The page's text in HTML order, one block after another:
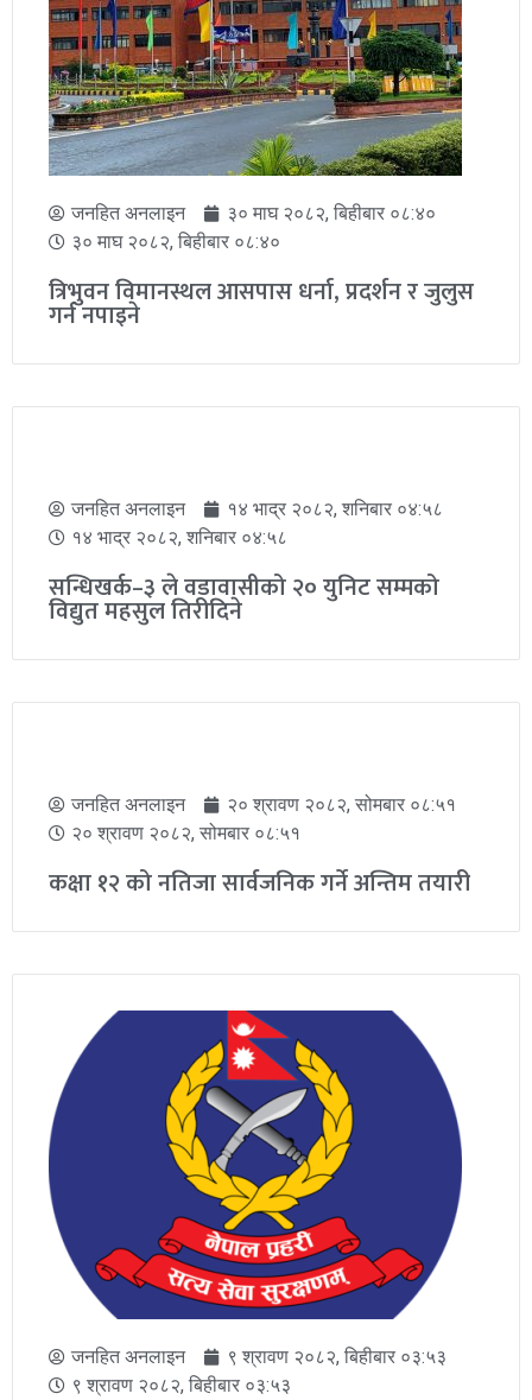
जनहित अनलाइन
२४ फाल्गुन २०८२, आईतवार ०६:१६
२४ फाल्गुन २०८२, आईतवार ०६:१६
कपिलवस्तु–१ मा रास्वपाका मोहनलाल आचार्य
विजयी
३० माघ २०८२, बिहीबार ०८:४०
त्रिभुवन विमानस्थल आसपास धर्ना, प्रदर्शन र जुलुस
गर्न नपाइने
जनहित अनलाइन
१४ भाद्र २०८२, शनिबार ०४:५८
१४ भाद्र २०८२, शनिबार ०४:५८
सन्धिखर्क–३ ले वडावासीको २० युनिट सम्मको
विद्युत महसुल तिरीदिने